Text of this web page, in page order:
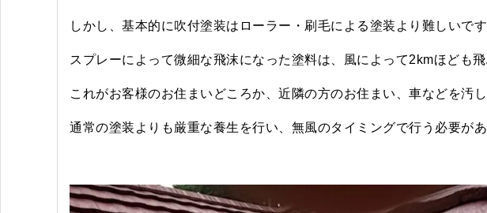
しかし、基本的に吹付塗装はローラー・刷毛による塗装より難しいです
スプレーによって微細な飛沫になった塗料は、風によって2kmほども飛
これがお客様のお住まいどころか、近隣の方のお住まい、車などを汚
通常の塗装よりも厳重な養生を行い、無風のタイミングで行う必要があ